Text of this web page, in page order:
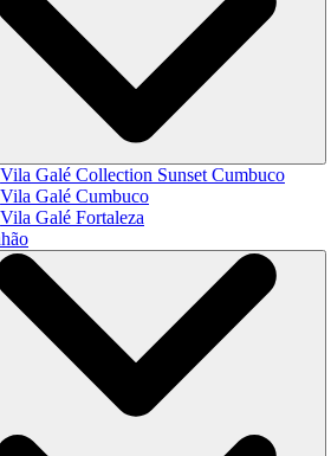
Vila Galé Collection Sunset Cumbuco
Vila Galé Cumbuco
Vila Galé Fortaleza